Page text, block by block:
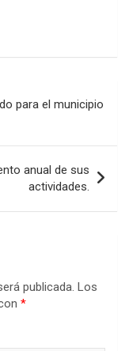
para el municipio
anual de sus
actividades.
publicada. Los
*